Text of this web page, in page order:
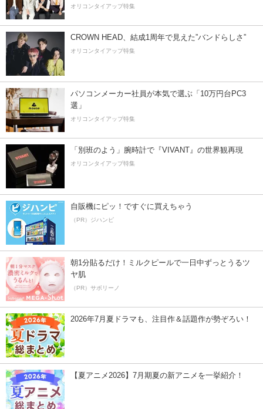
オリコンタイアップ特集
CROWN HEAD、結成1周年で見えた”バンドらしさ”
オリコンタイアップ特集
パソコンメーカー社員が本気で選ぶ「10万円台PC3
選」
オリコンタイアップ特集
「別班のよう」腕時計で『VIVANT』の世界観再現
オリコンタイアップ特集
自販機にピッ！ですぐに買えちゃう
（PR）ジハンピ
朝1分貼るだけ！ミルクピールで一日中ずっとうるツ
ヤ肌
（PR）サボリーノ
2026年7月夏ドラマも、注目作＆話題作が勢ぞろい！
【夏アニメ2026】7月期夏の新アニメを一挙紹介！